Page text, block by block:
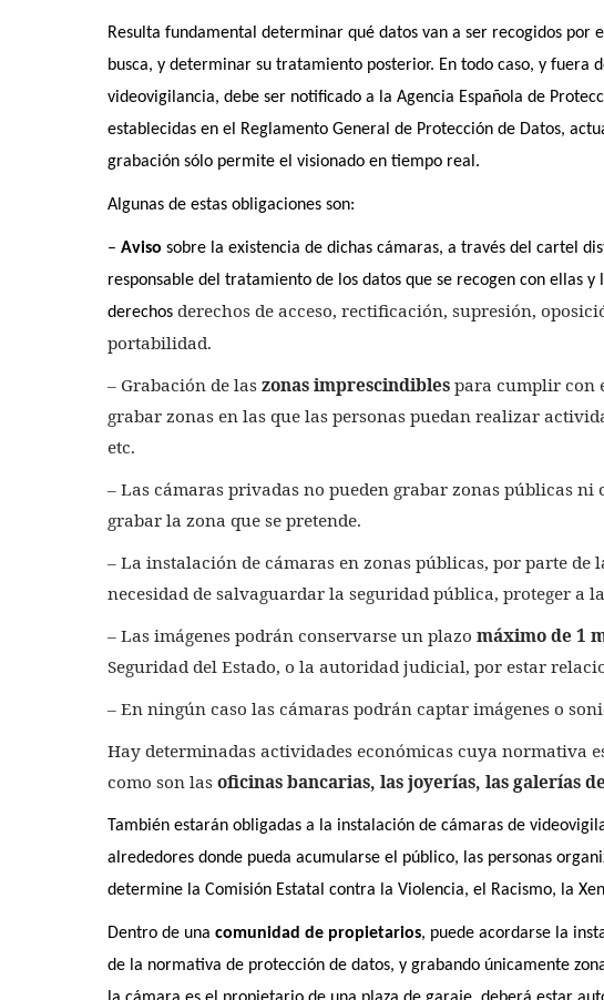
Resulta fundamental determinar qué datos van a ser recogidos
busca, y determinar su tratamiento posterior. En todo caso, y
videovigilancia, debe ser notificado a la Agencia Española de
establecidas en el Reglamento General de Protección de Datos,
grabación sólo permite el visionado en tiempo real.
Algunas de estas obligaciones son:
– Aviso sobre la existencia de dichas cámaras, a través del cartel
responsable del tratamiento de los datos que se recogen con ellas
derechos derechos de acceso, rectificación, supresión,
portabilidad.
– Grabación de las zonas imprescindibles para cumplir con
grabar zonas en las que las personas puedan realizar
etc.
– Las cámaras privadas no pueden grabar zonas públicas
grabar la zona que se pretende.
– La instalación de cámaras en zonas públicas, por parte
necesidad de salvaguardar la seguridad pública, proteger a
– Las imágenes podrán conservarse un plazo máximo de 1
Seguridad del Estado, o la autoridad judicial, por estar
– En ningún caso las cámaras podrán captar imágenes o
Hay determinadas actividades económicas cuya normativa
como son las oficinas bancarias, las joyerías, las galerías
También estarán obligadas a la instalación de cámaras de
alrededores donde pueda acumularse el público, las personas
determine la Comisión Estatal contra la Violencia, el Racismo, la
Dentro de una comunidad de propietarios, puede acordarse la
de la normativa de protección de datos, y grabando únicamente